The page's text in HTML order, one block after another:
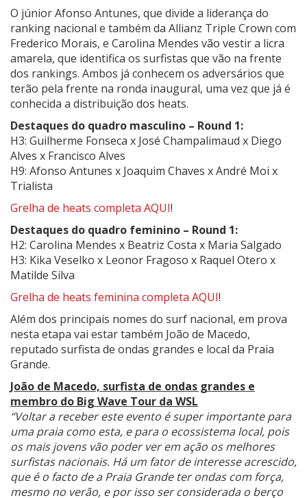
O júnior Afonso Antunes, que divide a liderança do
ranking nacional e também da Allianz Triple Crown com
Frederico Morais, e Carolina Mendes vão vestir a licra
amarela, que identifica os surfistas que vão na frente
dos rankings. Ambos já conhecem os adversários que
terão pela frente na ronda inaugural, uma vez que já é
conhecida a distribuição dos heats.
Destaques do quadro masculino – Round 1:
H3: Guilherme Fonseca x José Champalimaud x Diego
Alves x Francisco Alves
H9: Afonso Antunes x Joaquim Chaves x André Moi x
Trialista
Grelha de heats completa AQUI!
Destaques do quadro feminino – Round 1:
H2: Carolina Mendes x Beatriz Costa x Maria Salgado
H3: Kika Veselko x Leonor Fragoso x Raquel Otero x
Matilde Silva
Grelha de heats feminina completa AQUI!
Além dos principais nomes do surf nacional, em prova
nesta etapa vai estar também João de Macedo,
reputado surfista de ondas grandes e local da Praia
Grande.
João de Macedo, surfista de ondas grandes e
membro do Big Wave Tour da WSL
“Voltar a receber este evento é super importante para
uma praia como esta, e para o ecossistema local, pois
os mais jovens vão poder ver em ação os melhores
surfistas nacionais. Há um fator de interesse acrescido,
que é o facto de a Praia Grande ter ondas com força,
mesmo no verão, e por isso ser considerada o berço